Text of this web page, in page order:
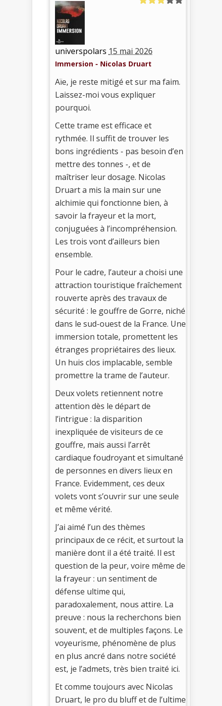
universpolars 15 mai 2026
Immersion - Nicolas Druart
Aïe, je reste mitigé et sur ma faim.
Laissez-moi vous expliquer
pourquoi.
Cette trame est efficace et
rythmée. Il suffit de trouver les
bons ingrédients - pas besoin d’en
mettre des tonnes -, et de
maîtriser leur dosage. Nicolas
Druart a mis la main sur une
alchimie qui fonctionne bien, à
savoir la frayeur et la mort,
conjuguées à l’incompréhension.
Les trois vont d’ailleurs bien
ensemble.
Pour le cadre, l’auteur a choisi une
attraction touristique fraîchement
rouverte après des travaux de
sécurité : le gouffre de Gorre, niché
dans le sud-ouest de la France. Une
immersion totale, promettent les
étranges propriétaires des lieux.
Un huis clos implacable, semble
promettre la trame de l’auteur.
Deux volets retiennent notre
attention dès le départ de
l’intrigue : la disparition
inexpliquée de visiteurs de ce
gouffre, mais aussi l’arrêt
cardiaque foudroyant et simultané
de personnes en divers lieux en
France. Evidemment, ces deux
volets vont s’ouvrir sur une seule
et même vérité.
J’ai aimé l’un des thèmes
principaux de ce récit, et surtout la
manière dont il a été traité. Il est
question de la peur, voire même de
la frayeur : un sentiment de
défense ultime qui,
paradoxalement, nous attire. La
preuve : nous la recherchons bien
souvent, et de multiples façons. Le
voyeurisme, phénomène de plus
en plus ancré dans notre société
est, je l’admets, très bien traité ici.
Et comme toujours avec Nicolas
Druart, le pro du bluff et de l’ultime